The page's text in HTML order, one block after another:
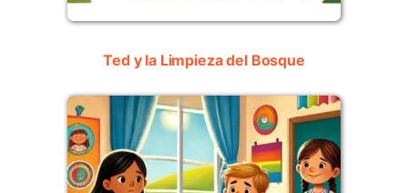
Ted y la Limpieza del Bosque